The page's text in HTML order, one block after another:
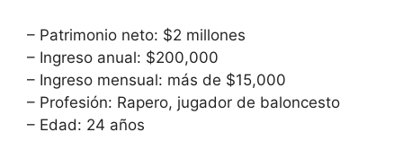
– Patrimonio neto: $2 millones
– Ingreso anual: $200,000
– Ingreso mensual: más de $15,000
– Profesión: Rapero, jugador de baloncesto
– Edad: 24 años